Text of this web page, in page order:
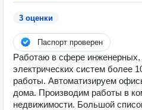
3 оценки
Паспорт проверен
Работаю в сфере
электрических систем более
работы. Автоматизируем
дома. Производим работы в
недвижимости. Большой